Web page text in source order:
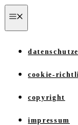
Zum
Inhalt
springen
cookie-
copyright
impressum